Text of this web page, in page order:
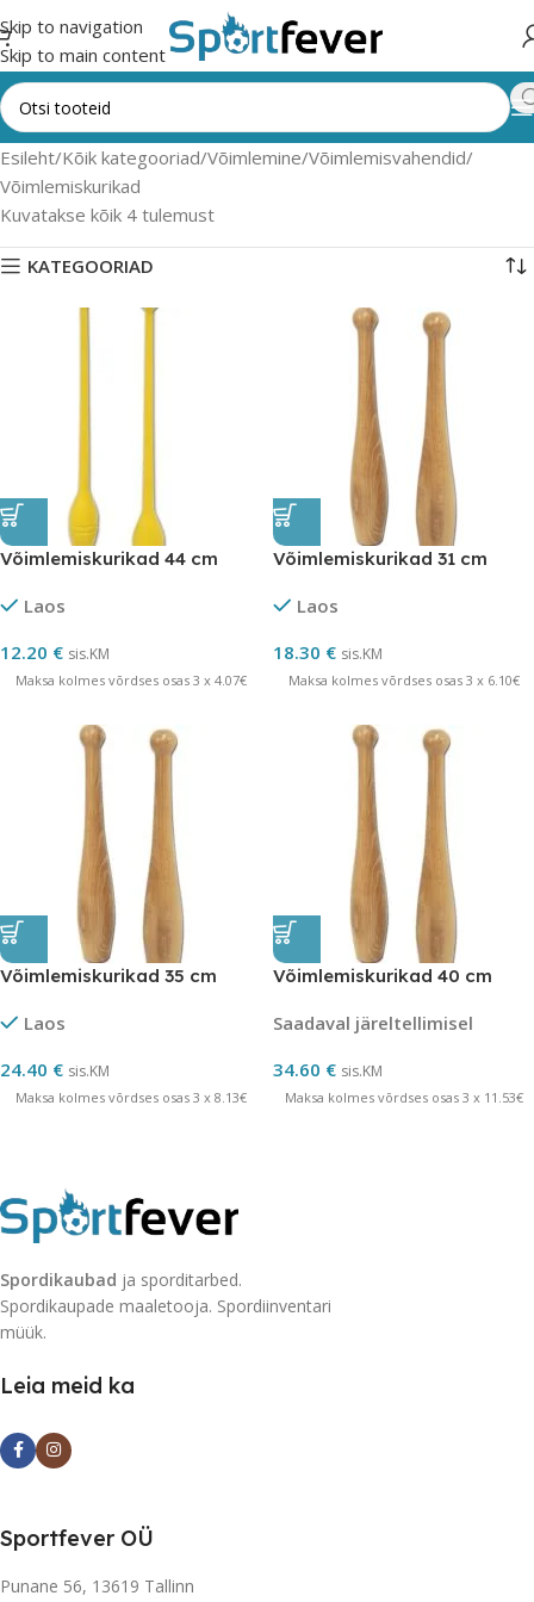
Skip to navigation
Skip to main content
Esileht Kõik kategooriad Võimlemine Võimlemisvahendid
Võimlemiskurikad
Kuvatakse kõik 4 tulemust
KATEGOORIAD
Võimlemiskurikad 44 cm
Laos
12.20 € sis.KM
Maksa kolmes võrdses osas 3 x 4.07€
Võimlemiskurikad 31 cm
Laos
18.30 € sis.KM
Maksa kolmes võrdses osas 3 x 6.10€
Võimlemiskurikad 35 cm
Laos
24.40 € sis.KM
Maksa kolmes võrdses osas 3 x 8.13€
Võimlemiskurikad 40 cm
Saadaval järeltellimisel
34.60 € sis.KM
Maksa kolmes võrdses osas 3 x 11.53€
Spordikaubad ja sporditarbed.
Spordikaupade maaletooja. Spordiinventari
müük.
Leia meid ka
Sportfever OÜ
Punane 56, 13619 Tallinn